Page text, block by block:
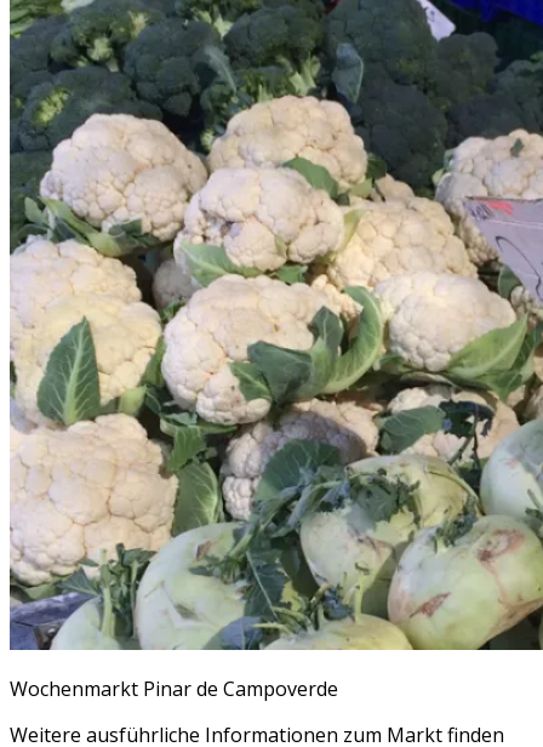
Wochenmarkt Pinar de Campoverde
Weitere ausführliche Informationen zum Markt finden